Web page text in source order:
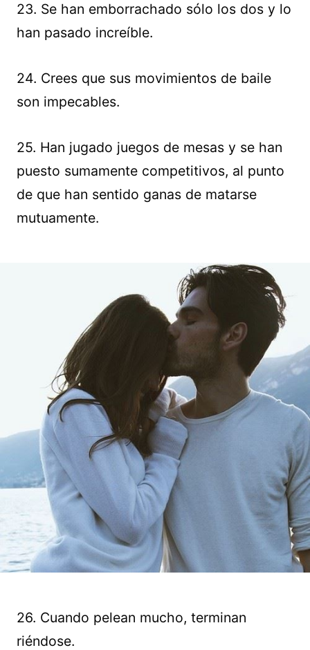
23. Se han emborrachado sólo los dos y lo
han pasado increíble.
24. Crees que sus movimientos de baile
son impecables.
25. Han jugado juegos de mesas y se han
puesto sumamente competitivos, al punto
de que han sentido ganas de matarse
mutuamente.
26. Cuando pelean mucho, terminan
riéndose.